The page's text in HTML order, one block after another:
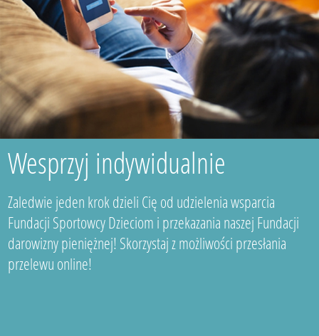
Wesprzyj indywidualnie
Zaledwie jeden krok dzieli Cię od udzielenia wsparcia
Fundacji Sportowcy Dzieciom i przekazania naszej Fundacji
darowizny pieniężnej! Skorzystaj z możliwości przesłania
przelewu online!